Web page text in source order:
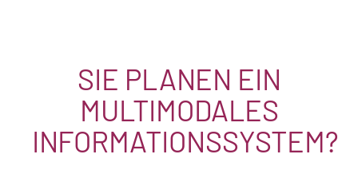
SIE PLANEN EIN
MULTIMODALES
INFORMATIONSSYSTEM?